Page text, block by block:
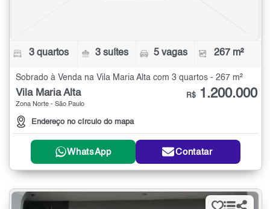
3 quartos 3 suítes 5 vagas 267 m²
Sobrado à Venda na Vila Maria Alta com 3 quartos - 267 m²
Vila Maria Alta
Zona Norte - São Paulo
Endereço no círculo do mapa
R$ 1.200.000
WhatsApp Contatar